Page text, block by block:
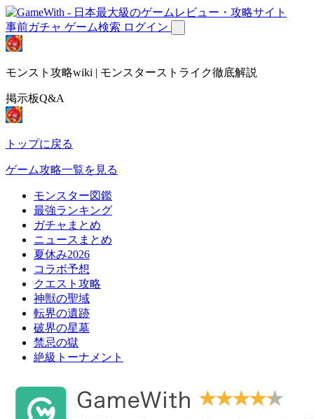
事前ガチャ ゲーム検索 ログイン
モンスト攻略wiki | モンスターストライク徹底解説
掲示板Q&A
トップに戻る
ゲーム攻略一覧を見る
モンスター図鑑
最強ランキング
ガチャまとめ
ニュースまとめ
夏休み2026
コラボ予想
クエスト攻略
神獣の聖域
転界の遺跡
破界の星墓
禁忌の獄
絶級トーナメント